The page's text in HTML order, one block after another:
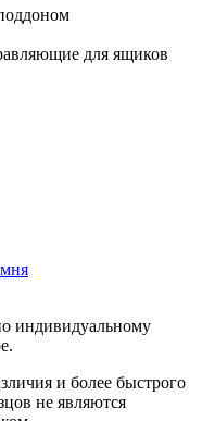
для ящиков
индивидуальному
и более быстрого
не являются